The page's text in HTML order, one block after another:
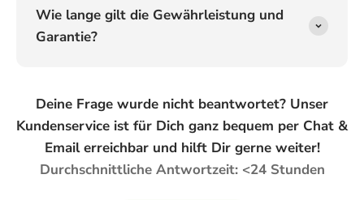
Wie lange gilt die Gewährleistung und
Garantie?
Deine Frage wurde nicht beantwortet? Unser
Kundenservice ist für Dich ganz bequem per Chat &
Email erreichbar und hilft Dir gerne weiter!
Durchschnittliche Antwortzeit: <24 Stunden